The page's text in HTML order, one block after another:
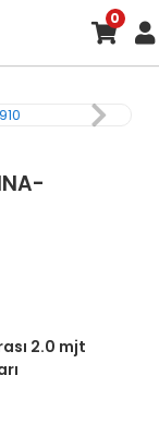
0
2.0 mjt